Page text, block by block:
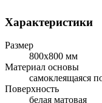
Характеристики
Размер
800x800 мм
Материал основы
самоклеящаяся
Поверхность
белая матовая